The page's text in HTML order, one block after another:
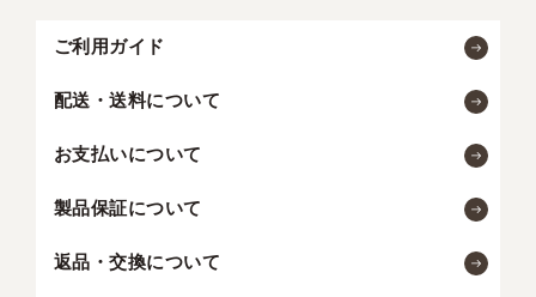
ご利用ガイド
配送・送料について
お支払いについて
製品保証について
返品・交換について